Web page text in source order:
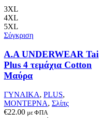
επιλογές
να
επιλεγούν
στη
σελίδα
προϊόντος
3XL
4XL
5XL
Σύγκριση
A.A UNDERWEAR Tai
Plus 4 τεμάχια Cotton
Μαύρα
ΓΥΝΑΙΚΑ, PLUS,
ΜΟΝΤΕΡΝΑ, Σλίπς
€22.00 με ΦΠΑ